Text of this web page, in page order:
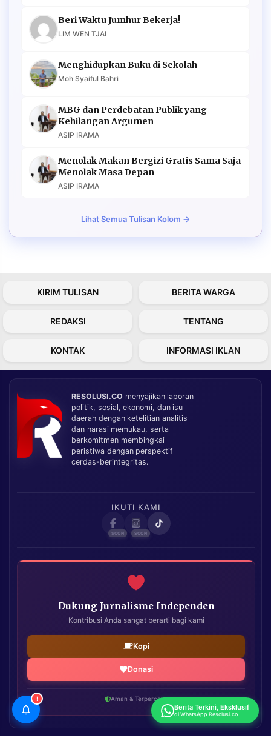
Beri Waktu Jumhur Bekerja!
LIM WEN TJAI
Menghidupkan Buku di Sekolah
Moh Syaiful Bahri
MBG dan Perdebatan Publik yang
Kehilangan Argumen
ASIP IRAMA
Menolak Makan Bergizi Gratis Sama Saja
Menolak Masa Depan
ASIP IRAMA
Lihat Semua Tulisan Kolom →
KIRIM TULISAN BERITA WARGA
REDAKSI TENTANG
KONTAK INFORMASI IKLAN
RESOLUSI.CO menyajikan laporan
politik, sosial, ekonomi, dan isu
daerah dengan ketelitian analitis
dan narasi memukau, serta
berkomitmen membingkai
peristiwa dengan perspektif
cerdas-berintegritas.
IKUTI KAMI
Dukung Jurnalisme Independen
Kontribusi Anda sangat berarti bagi kami
Kopi
Donasi
Aman & Terpercaya
!
Berita Terkini, Eksklusif
di WhatsApp Resolusi.co